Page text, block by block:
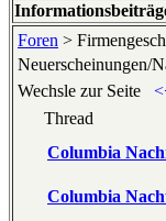
Foren >
Neuerscheinungen/
Wechsle zur Seite
Thread
Columbia
Columbia